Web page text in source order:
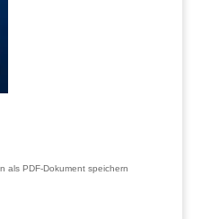
als PDF-Dokument speichern